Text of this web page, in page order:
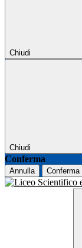
Chiudi
Chiudi
Conferma
Annulla Conferma